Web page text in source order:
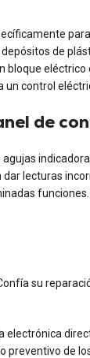
de
control
de
lecturas
su
electrónica
de